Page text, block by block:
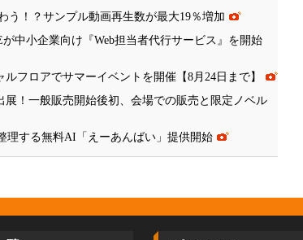
う！？サンプル動画再生数が最大19％増加
中小企業向け『Web担当者代行サービス』を開始
フロアでサマーイベントを開催【8月24日まで】
展！一般販売開始後初、会場での販売と限定ノベル
理する無料AI「えーあんばい」提供開始